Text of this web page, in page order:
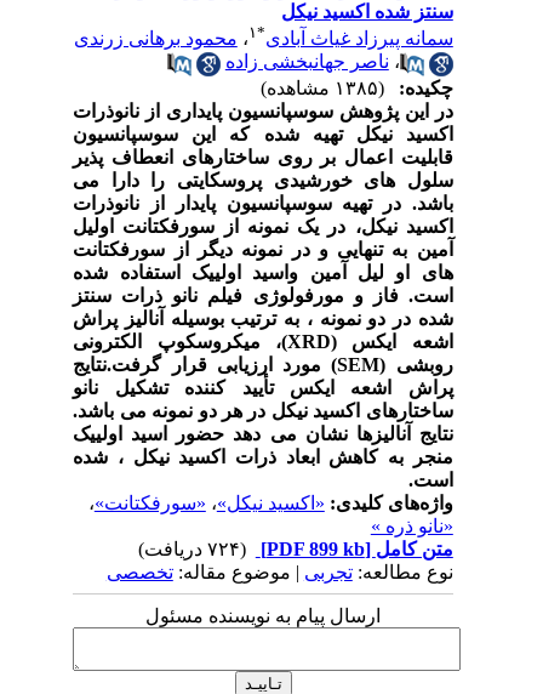
سنتز شده اکسید نیکل
سمانه پیرزاد غیاث آبادی* ۱،محمود برهانی زرندی
،ناصر جهانبخشی زاده
چکیده:
در این پژوهش سوسپانسیون پایداری از نانوذرات
اکسید نیکل تهیه شده که این سوسپانسیون
قابلیت اعمال بر روی ساختارهای انعطاف پذیر
سلول های خورشیدی پروسکایتی را دارا می
باشد. در تهیه سوسپانسیون پایدار از نانوذرات
اکسید نیکل، در یک نمونه از سورفکتانت اولیل
آمین به تنهایی و در نمونه دیگر از سورفکتانت
های او لیل آمین واسید اولییک استفاده شده
است. فاز و مورفولوژی فیلم نانو ذرات سنتز
شده در دو نمونه ، به ترتیب بوسیله آنالیز پراش
اشعه ایکس (XRD)، میکروسکوپ الکترونی
روبشی (SEM) مورد ارزیابی قرار گرفت.نتایج
پراش اشعه ایکس تأیید کننده تشکیل نانو
ساختارهای اکسید نیکل در هر دو نمونه می باشد.
نتایج آنالیزها نشان می دهد حضور اسید اولییک
منجر به کاهش ابعاد ذرات اکسید نیکل ، شده
است.
واژه‌های کلیدی:«اکسید نیکل» ،«سورفکتانت»،
«نانو ذره »
متن کامل[PDF 899 kb]
نوع مطالعه:تجربی| موضوع مقاله:تخصصی
ارسال پیام به نویسنده مسئول